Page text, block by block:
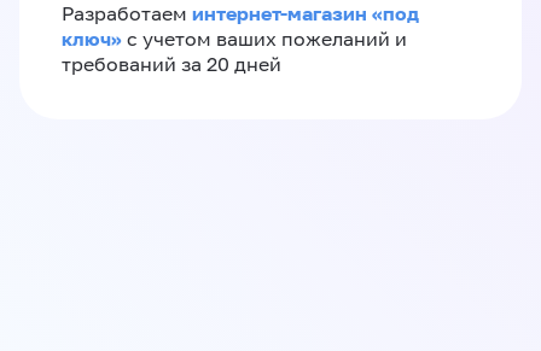
Разработаем интернет-магазин «‎под
ключ»‎ с учетом ваших пожеланий и
требований за 20 дней